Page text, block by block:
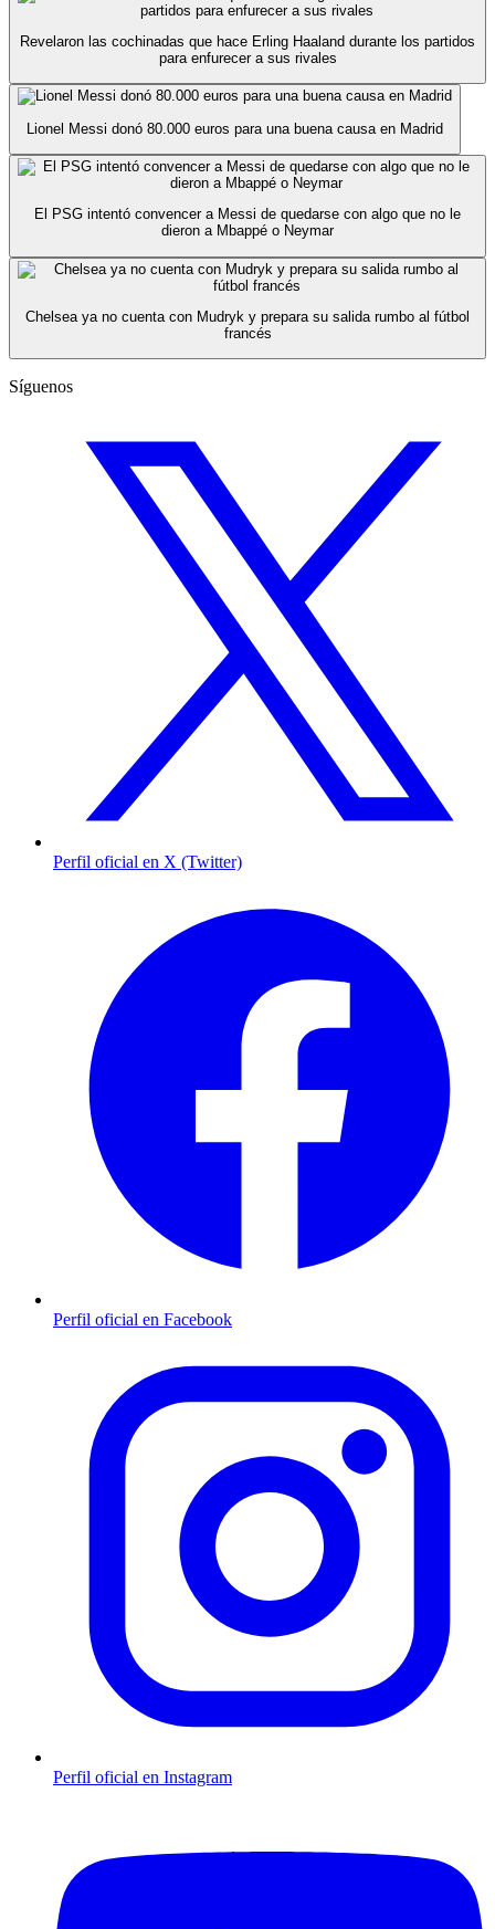
Revelaron las cochinadas que hace Erling Haaland durante los partidos
para enfurecer a sus rivales
Lionel Messi donó 80.000 euros para una buena causa en Madrid
El PSG intentó convencer a Messi de quedarse con algo que no le
dieron a Mbappé o Neymar
Chelsea ya no cuenta con Mudryk y prepara su salida rumbo al fútbol
francés
Síguenos
Perfil oficial en X (Twitter)
Perfil oficial en Facebook
Perfil oficial en Instagram